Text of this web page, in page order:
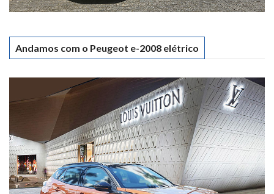
Andamos com o Peugeot e-2008 elétrico